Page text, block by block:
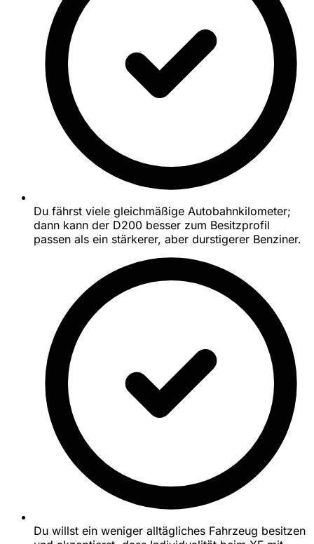
Du fährst viele gleichmäßige Autobahnkilometer;
dann kann der D200 besser zum Besitzprofil
passen als ein stärkerer, aber durstigerer Benziner.
Du willst ein weniger alltägliches Fahrzeug besitzen